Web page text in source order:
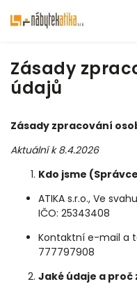
Zásady
údajů
Zásady zpracování
Aktuální k 8.4.2026
Kdo jsme
ATIKA s.r.o., Ve
IČO: 25343408
Kontaktní e-mail a
777797908
Jaké údaje a